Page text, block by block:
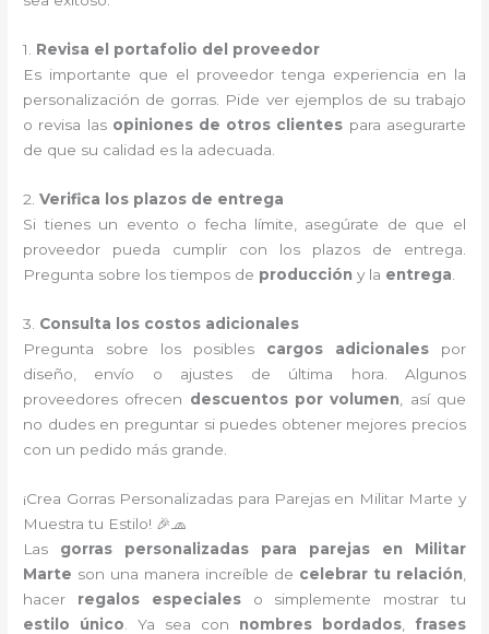
1. Revisa el portafolio del proveedor
Es importante que el proveedor tenga experiencia en la
personalización de gorras. Pide ver ejemplos de su trabajo
o revisa las opiniones de otros clientes para asegurarte
de que su calidad es la adecuada.
2.Verifica los plazos de entrega
Si tienes un evento o fecha límite, asegúrate de que el
proveedor pueda cumplir con los plazos de entrega.
Pregunta sobre los tiempos de producción y la entrega
3. Consulta los costos adicionales
Pregunta sobre los posibles cargos adicionalespor
diseño, envío o ajustes de última hora. Algunos
proveedores ofrecen descuentos por volumen , así que
no dudes en preguntar si puedes obtener mejores precios
con un pedido más grande.
¡Crea Gorras Personalizadas para Parejas en Militar Marte y
Muestra tu Estilo! 🎉🧢
Las gorras personalizadas para parejas en Militar
Marte son una manera increíble de celebrar tu relación
hacer regalos especialeso simplemente mostrar tu
estilo único . Ya sea con nombres bordados
frases